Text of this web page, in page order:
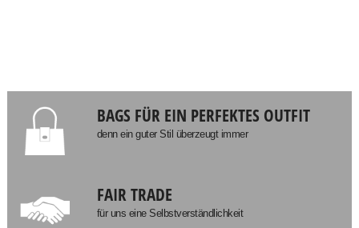
BAGS FÜR EIN PERFEKTES OUTFIT
denn ein guter Stil überzeugt immer
FAIR TRADE
für uns eine Selbstverständlichkeit